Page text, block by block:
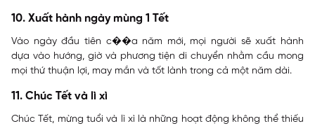
10. Xuất hành ngày mùng 1 Tết
Vào ngày đầu tiên c��a năm mới, mọi người sẽ xuất hành
dựa vào hướng, giờ và phương tiện di chuyển nhằm cầu mong
mọi thứ thuận lợi, may mắn và tốt lành trong cả một năm dài.
11. Chúc Tết và lì xì
Chúc Tết, mừng tuổi và lì xì là những hoạt động không thể thiếu